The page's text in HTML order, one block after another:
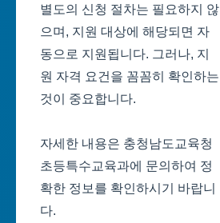
별도의 신청 절차는 필요하지 않
으며, 지원 대상에 해당되면 자
동으로 지원됩니다. 그러나, 지
원 자격 요건을 꼼꼼히 확인하는
것이 중요합니다.
자세한 내용은 충청남도교육청
초등특수교육과에 문의하여 정
확한 정보를 확인하시기 바랍니
다.